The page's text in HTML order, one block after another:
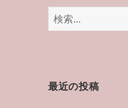
検
索:
最近の投稿